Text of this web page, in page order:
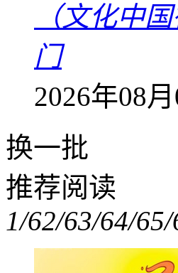
（文化中
门
2026年08
换一批
推荐阅读
1/62/63/64/65/